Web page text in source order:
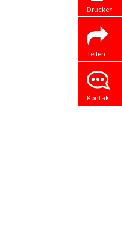
Drucken
Teilen
Kontakt